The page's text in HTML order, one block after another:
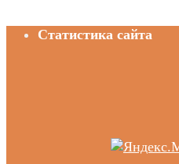
Статистика сайта